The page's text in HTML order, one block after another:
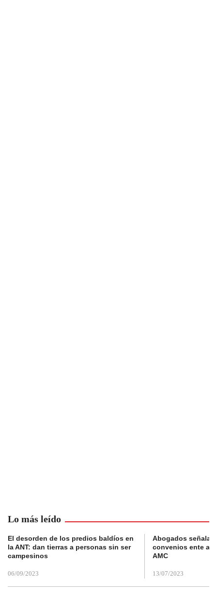
Lo más leído
El desorden de los predios baldíos en
la ANT: dan tierras a personas sin ser
campesinos
06/09/2023
Abogados
convenios ente
AMC
13/07/2023